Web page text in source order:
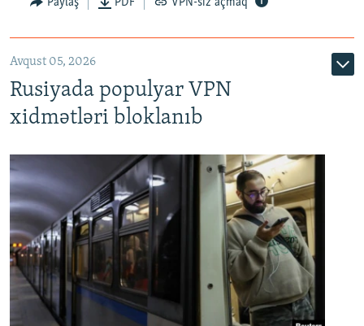
Paylaş PDF VPN-siz açmaq
Avqust 05, 2026
Rusiyada populyar VPN
xidmətləri bloklanıb